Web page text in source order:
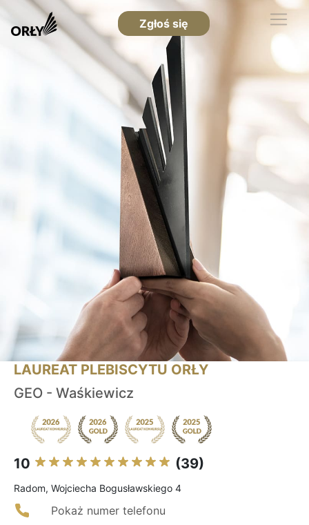
Zgłoś się
LAUREAT PLEBISCYTU ORŁY
GEO - Waśkiewicz
10 (39)
Radom, Wojciecha Bogusławskiego 4
Pokaż numer telefonu